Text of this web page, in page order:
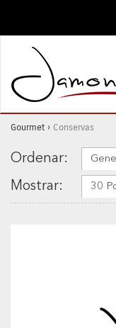
Gourmet › Conservas
Ordenar:
Mostrar: 30